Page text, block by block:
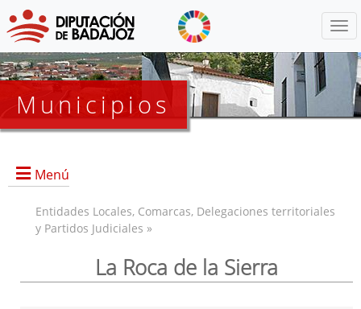
Municipios
Menú
Entidades Locales, Comarcas, Delegaciones territoriales
y Partidos Judiciales »
La Roca de la Sierra